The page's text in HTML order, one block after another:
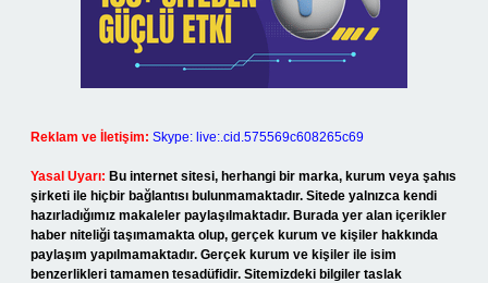
Reklam ve İletişim: Skype: live:.cid.575569c608265c69
Yasal Uyarı: Bu internet sitesi, herhangi bir marka, kurum veya şahıs
şirketi ile hiçbir bağlantısı bulunmamaktadır. Sitede yalnızca kendi
hazırladığımız makaleler paylaşılmaktadır. Burada yer alan içerikler
haber niteliği taşımamakta olup, gerçek kurum ve kişiler hakkında
paylaşım yapılmamaktadır. Gerçek kurum ve kişiler ile isim
benzerlikleri tamamen tesadüfidir. Sitemizdeki bilgiler taslak